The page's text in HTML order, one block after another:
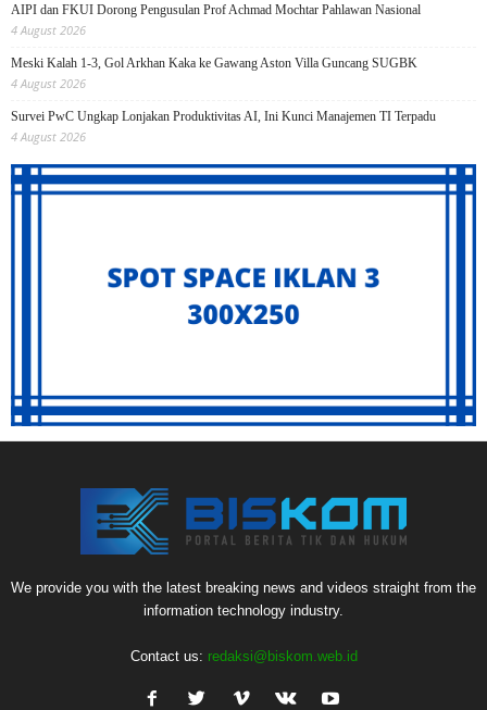
AIPI dan FKUI Dorong Pengusulan Prof Achmad Mochtar Pahlawan Nasional
4 August 2026
Meski Kalah 1-3, Gol Arkhan Kaka ke Gawang Aston Villa Guncang SUGBK
4 August 2026
Survei PwC Ungkap Lonjakan Produktivitas AI, Ini Kunci Manajemen TI Terpadu
4 August 2026
We provide you with the latest breaking news and videos straight from the
information technology industry.
Contact us: redaksi@biskom.web.id